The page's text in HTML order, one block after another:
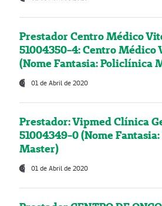
Prestador Centro Médico
51004350-4: Centro Médico
(Nome Fantasia: Policlínica
01 de Abril de 2020
Prestador: Vipmed Clínica
51004349-0 (Nome
Master)
01 de Abril de 2020